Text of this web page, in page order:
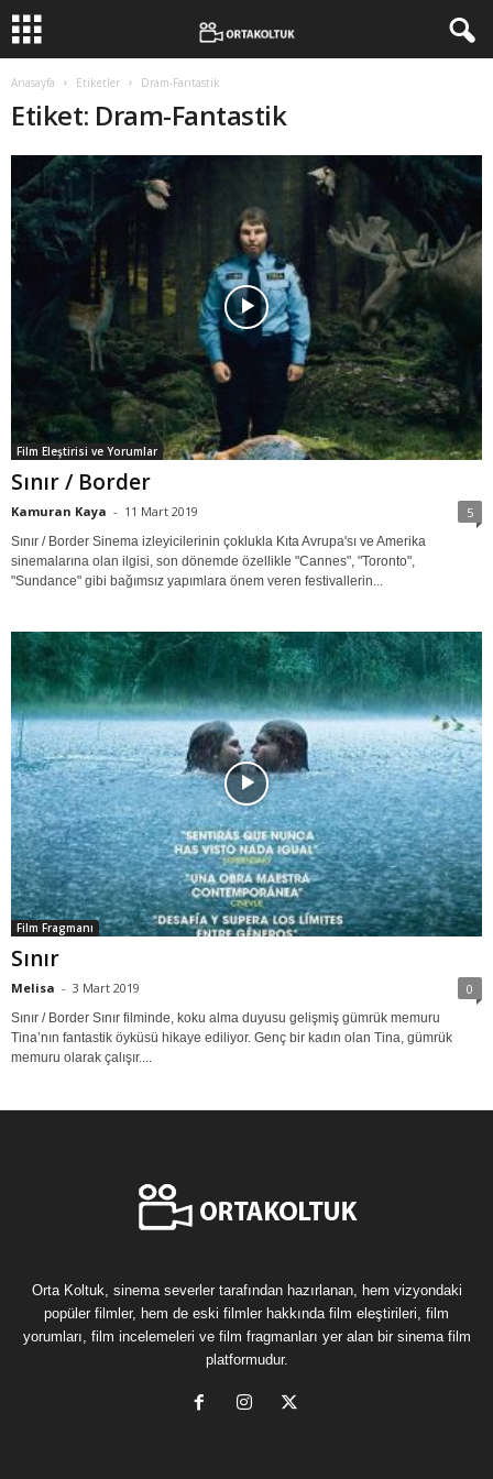
Anasayfa Etiketler Dram-Fantastik
Etiket: Dram-Fantastik
Film Eleştirisi ve Yorumlar
Sınır / Border
Kamuran Kaya - 11 Mart 2019 5
Sınır / Border Sinema izleyicilerinin çoklukla Kıta Avrupa'sı ve Amerika
sinemalarına olan ilgisi, son dönemde özellikle "Cannes", "Toronto",
"Sundance" gibi bağımsız yapımlara önem veren festivallerin...
Film Fragmanı
Sınır
Melisa - 3 Mart 2019 0
Sınır / Border Sınır filminde, koku alma duyusu gelişmiş gümrük memuru
Tina’nın fantastik öyküsü hikaye ediliyor. Genç bir kadın olan Tina, gümrük
memuru olarak çalışır....
Orta Koltuk, sinema severler tarafından hazırlanan, hem vizyondaki
popüler filmler, hem de eski filmler hakkında film eleştirileri, film
yorumları, film incelemeleri ve film fragmanları yer alan bir sinema film
platformudur.